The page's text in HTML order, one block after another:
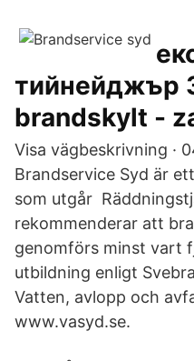
тийнейджър
brandskylt -
Visa vägbeskrivning ·
Brandservice Syd är
som utgår
rekommenderar att
genomförs minst vart
utbildning enligt
Vatten, avlopp och
www.vasyd.se.